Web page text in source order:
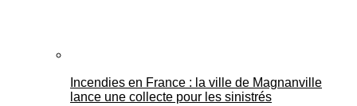
Incendies en France : la ville de Magnanville
lance une collecte pour les sinistrés